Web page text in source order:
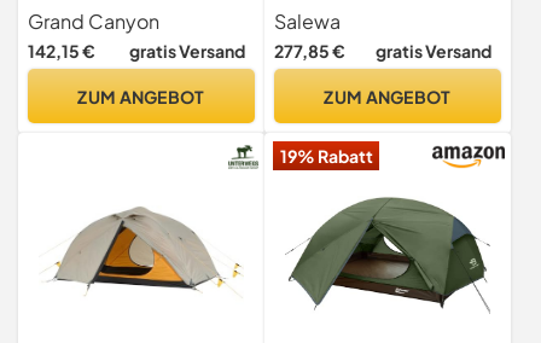
Grand Canyon
142,15 € gratis Versand
ZUM ANGEBOT
Salewa
277,85 € gratis Versand
ZUM ANGEBOT
19% Rabatt